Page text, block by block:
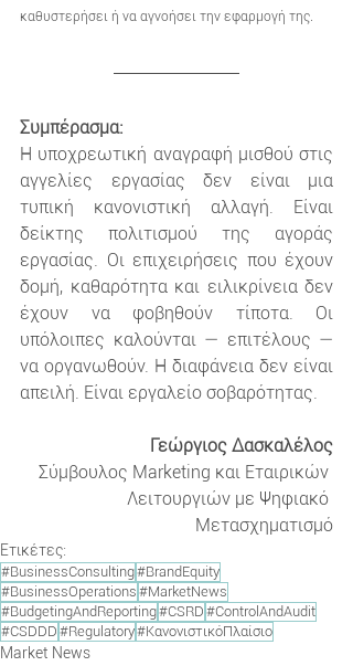
καθυστερήσει ή να αγνοήσει την εφαρμογή της.
Συμπέρασμα:
Η υποχρεωτική αναγραφή μισθού στις
αγγελίες εργασίας δεν είναι μια
τυπική κανονιστική αλλαγή. Είναι
δείκτης πολιτισμού της αγοράς
εργασίας. Οι επιχειρήσεις που έχουν
δομή, καθαρότητα και ειλικρίνεια δεν
έχουν να φοβηθούν τίποτα. Οι
υπόλοιπες καλούνται — επιτέλους —
να οργανωθούν. Η διαφάνεια δεν είναι
απειλή. Είναι εργαλείο σοβαρότητας.
Γεώργιος Δασκαλέλος
Σύμβουλος Marketing και Εταιρικών
Λειτουργιών με Ψηφιακό
Μετασχηματισμό
Ετικέτες:
#BusinessConsulting#BrandEquity
#BusinessOperations #MarketNews
#BudgetingAndReporting#CSRD #ControlAndAudit
#CSDDD #Regulatory#ΚανονιστικόΠλαίσιο
Market News